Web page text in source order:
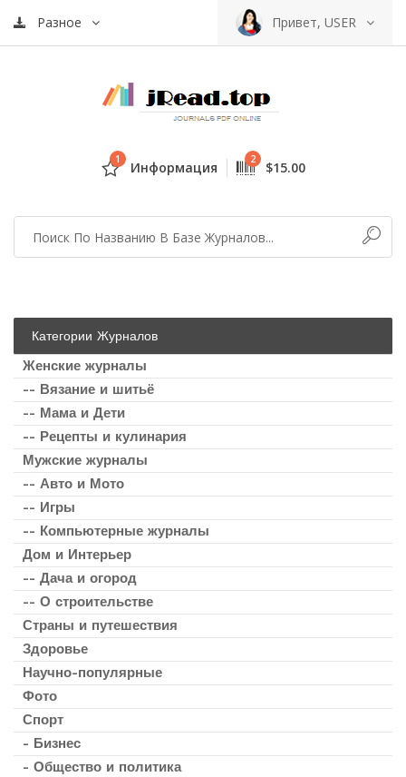
Разное Привет, USER
1 Информация 2 $15.00
Категории Журналов
Женские журналы
-- Вязание и шитьё
-- Мама и Дети
-- Рецепты и кулинария
Мужские журналы
-- Авто и Мото
-- Игры
-- Компьютерные журналы
Дом и Интерьер
-- Дача и огород
-- О строительстве
Страны и путешествия
Здоровье
Научно-популярные
Фото
Спорт
- Бизнес
- Общество и политика